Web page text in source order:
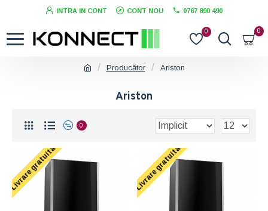
INTRA IN CONT CONT NOU 0767 890 490
0 0
Producător Ariston
Ariston
0
Livrare gratuita Livrare gratuita